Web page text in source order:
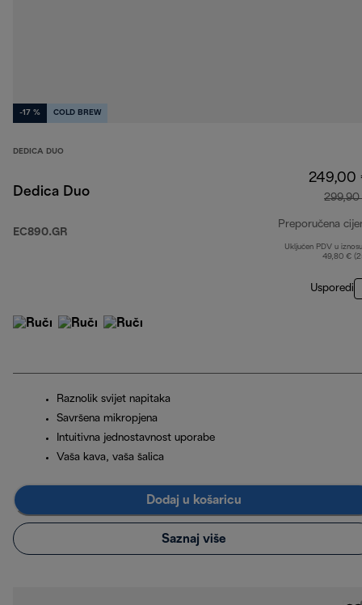
-17 % COLD BREW
DEDICA DUO
Dedica Duo
EC890.GR
249,00
Preporučena
Uključen PDV u
49,80 €
Usporedi
Raznolik svijet napitaka
Savršena mikropjena
Intuitivna jednostavnost uporabe
Vaša kava, vaša šalica
Dodaj u košaricu
Saznaj više